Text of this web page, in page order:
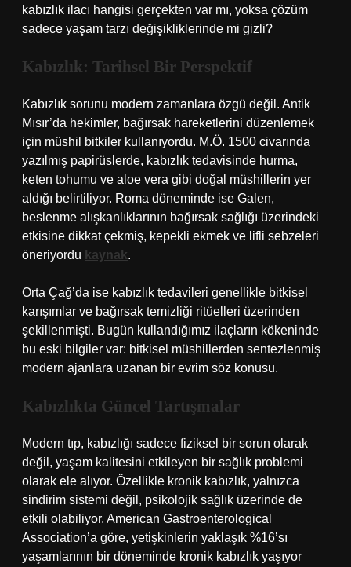
kabızlık ilacı hangisi gerçekten var mı, yoksa çözüm
sadece yaşam tarzı değişikliklerinde mi gizli?
Kabızlık: Tarihsel Bir Perspektif
Kabızlık sorunu modern zamanlara özgü değil. Antik
Mısır’da hekimler, bağırsak hareketlerini düzenlemek
için müshil bitkiler kullanıyordu. M.Ö. 1500 civarında
yazılmış papirüslerde, kabızlık tedavisinde hurma,
keten tohumu ve aloe vera gibi doğal müshillerin yer
aldığı belirtiliyor. Roma döneminde ise Galen,
beslenme alışkanlıklarının bağırsak sağlığı üzerindeki
etkisine dikkat çekmiş, kepekli ekmek ve lifli sebzeleri
öneriyordu kaynak.
Orta Çağ’da ise kabızlık tedavileri genellikle bitkisel
karışımlar ve bağırsak temizliği ritüelleri üzerinden
şekillenmişti. Bugün kullandığımız ilaçların kökeninde
bu eski bilgiler var: bitkisel müshillerden sentezlenmiş
modern ajanlara uzanan bir evrim söz konusu.
Kabızlıkta Güncel Tartışmalar
Modern tıp, kabızlığı sadece fiziksel bir sorun olarak
değil, yaşam kalitesini etkileyen bir sağlık problemi
olarak ele alıyor. Özellikle kronik kabızlık, yalnızca
sindirim sistemi değil, psikolojik sağlık üzerinde de
etkili olabiliyor. American Gastroenterological
Association’a göre, yetişkinlerin yaklaşık %16’sı
yaşamlarının bir döneminde kronik kabızlık yaşıyor